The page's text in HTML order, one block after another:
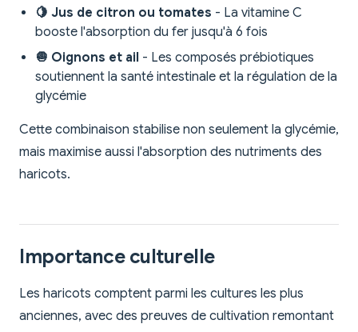
🍋 Jus de citron ou tomates - La vitamine C
booste l'absorption du fer jusqu'à 6 fois
🧅 Oignons et ail - Les composés prébiotiques
soutiennent la santé intestinale et la régulation de la
glycémie
Cette combinaison stabilise non seulement la glycémie,
mais maximise aussi l'absorption des nutriments des
haricots.
Importance culturelle
Les haricots comptent parmi les cultures les plus
anciennes, avec des preuves de cultivation remontant